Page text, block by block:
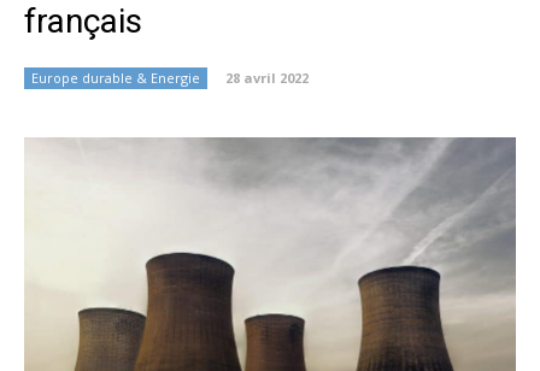
français
Europe durable & Energie 28 avril 2022